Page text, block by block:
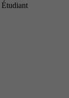
Étudiant